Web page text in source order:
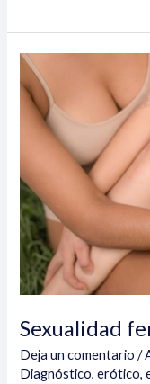
Sexualidad
Deja un comentario /
Diagnóstico,erótico,
Sexualidad
femenina